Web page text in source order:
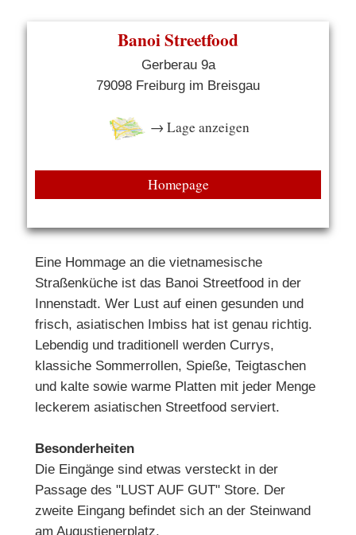
Banoi Streetfood
Gerberau 9a
79098 Freiburg im Breisgau
→ Lage anzeigen
Homepage
Eine Hommage an die vietnamesische
Straßenküche ist das Banoi Streetfood in der
Innenstadt. Wer Lust auf einen gesunden und
frisch, asiatischen Imbiss hat ist genau richtig.
Lebendig und traditionell werden Currys,
klassiche Sommerrollen, Spieße, Teigtaschen
und kalte sowie warme Platten mit jeder Menge
leckerem asiatischen Streetfood serviert.
Besonderheiten
Die Eingänge sind etwas versteckt in der
Passage des "LUST AUF GUT" Store. Der
zweite Eingang befindet sich an der Steinwand
am Augustienerplatz.